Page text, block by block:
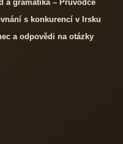
a gramatika – Průvodce
s konkurencí v Irsku
a odpovědi na otázky